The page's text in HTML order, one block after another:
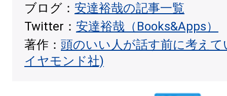
ブログ： 安達裕哉の記事一覧
Twitter： 安達裕哉（Books&Apps）
著作： 頭のいい人が話す前に考え
イヤモンド社)